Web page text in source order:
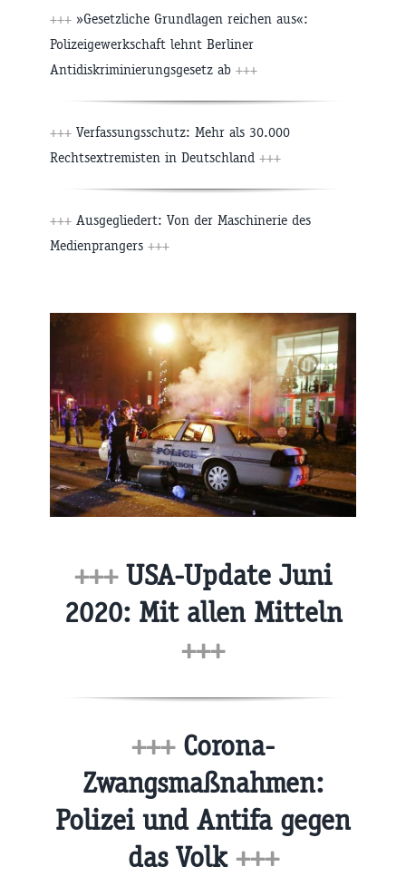
+++ »Gesetzliche Grundlagen reichen aus«:
Polizeigewerkschaft lehnt Berliner
Antidiskriminierungsgesetz ab +++
+++ Verfassungsschutz: Mehr als 30.000
Rechtsextremisten in Deutschland +++
+++ Ausgegliedert: Von der Maschinerie des
Medienprangers +++
+++USA-Update Juni
2020: Mit allen Mitteln
+++
+++Corona-
Zwangsmaßnahmen:
Polizei und Antifa gegen
das Volk +++